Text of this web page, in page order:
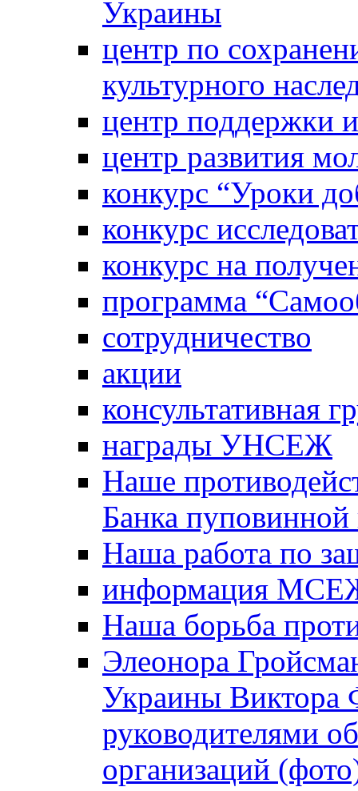
Украины
центр по
культурного
центр поддержки
центр развития
конкурс “Уроки
конкурс
конкурс на
программа
сотрудничество
акции
консультативная
награды УНСЕЖ
Наше
Банка
Наша работа по
информация
Наша борьба
Элеонора
Украины Виктора
руководителями
организаций